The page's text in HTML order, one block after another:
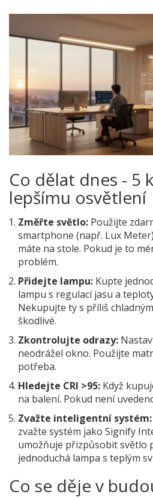
Co dělat dnes - 5
lepšímu osvětlení
Změřte světlo: Použijte
smartphone (např. Lux
máte na stole. Pokud je to
problém.
Přidejte lampu: Kupte
lampu s regulací jasu a
Nekupujte ty s příliš
škodlivé.
Zkontrolujte odrazy:
neodrážel okno. Použijte
potřeba.
Hledejte CRI >95: Když
na balení. Pokud není
Zvažte inteligentní systém:
zvažte systém jako Signify
umožňuje přizpůsobit světlo
jednoduchá lampa s teplým
Co se děje v